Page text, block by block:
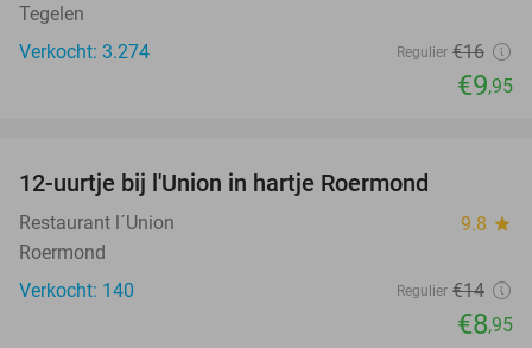
Tegelen
Verkocht: 3.274
Regulier €16
€9,95
12-uurtje bij l'Union in hartje Roermond
Restaurant l´Union 9.8 star
Roermond
Verkocht: 140
Regulier €14
€8,95